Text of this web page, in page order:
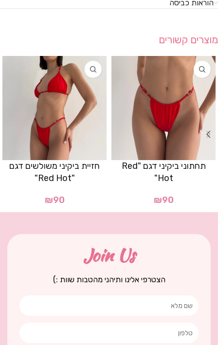
הוראות כביסה
מוצרים קשורים
תחתוני ביקיני דגם "Red
Hot"
₪90
חזיית ביקיני משולשים דגם
"Red Hot"
₪90
Join Us
הצטרפי אלינו ותיהני מהטבות שוות :)